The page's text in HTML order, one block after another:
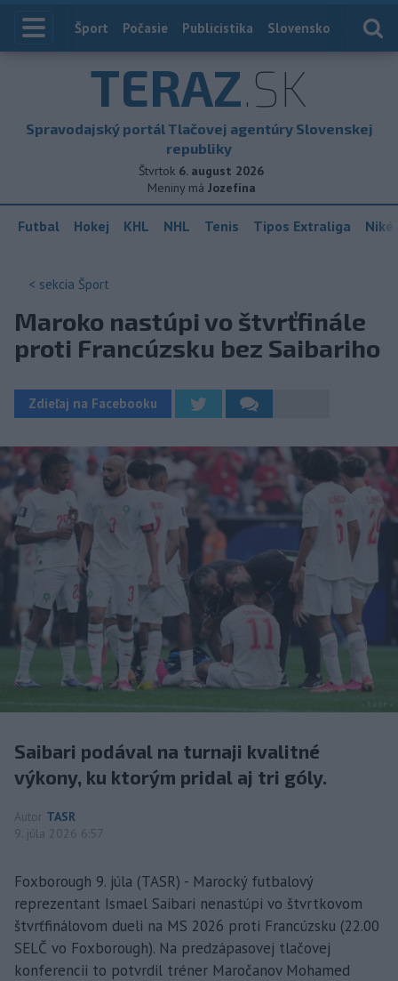
Index
Šport Počasie Publicistika Slovensko
TERAZ.SK
Spravodajský portál Tlačovej agentúry Slovenskej
republiky
Štvrtok 6. august 2026
Meniny má Jozefína
Futbal Hokej KHL NHL Tenis Tipos Extraliga
< sekcia Šport
Maroko nastúpi vo štvrťfinále
proti Francúzsku bez Saibariho
Zdieľaj na Facebooku
Saibari podával na turnaji kvalitné
výkony, ku ktorým pridal aj tri góly.
Autor TASR
9. júla 2026 6:57
Foxborough 9. júla (TASR) - Marocký futbalový
reprezentant Ismael Saibari nenastúpi vo štvrtkovom
štvrťfinálovom dueli na MS 2026 proti Francúzsku (22.00
SELČ vo Foxborough). Na predzápasovej tlačovej
konferencii to potvrdil tréner Maročanov Mohamed